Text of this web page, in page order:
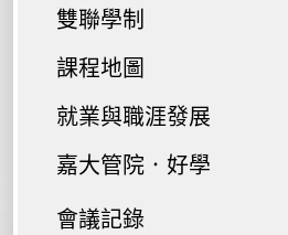
雙聯學制
課程地圖
就業與職涯發展
嘉大管院 ᛫ 好學
會議記錄